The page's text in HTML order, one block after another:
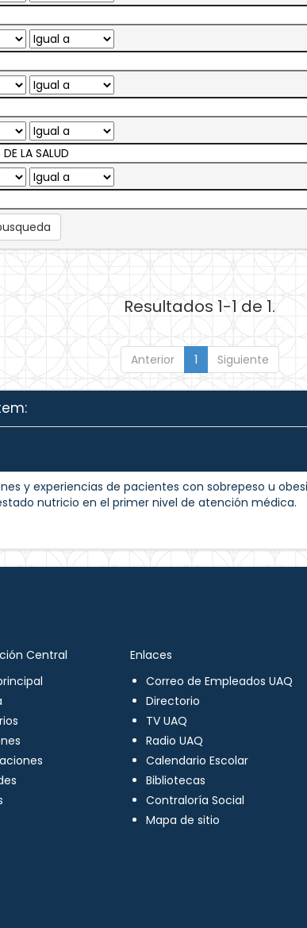
Resultados 1-1 de 1.
Anterior 1 Siguiente
y experiencias de pacientes con sobrepeso u
nutricio en el primer nivel de atención médica.
Central
Enlaces
Correo de Empleados UAQ
Directorio
TV UAQ
Radio UAQ
Calendario Escolar
Bibliotecas
Contraloría Social
Mapa de sitio